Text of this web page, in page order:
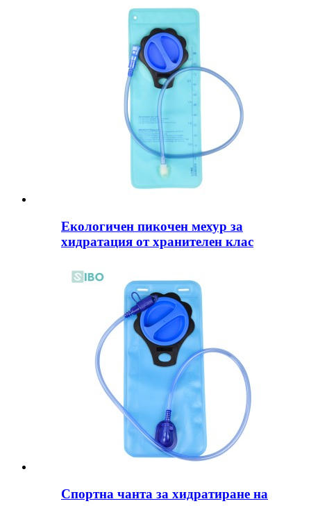
Екологичен пикочен мехур за
хидратация от хранителен клас
Спортна чанта за хидратиране на